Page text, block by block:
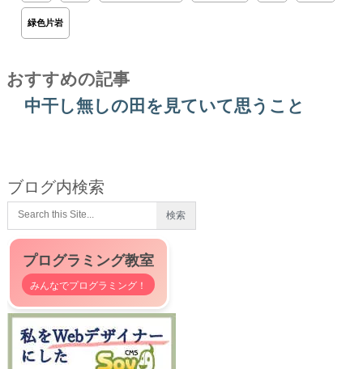
緑色片岩
おすすめの記事
中干し無しの田を見ていて思うこと
ブログ内検索
プログラミング教室
みんなでプログラミング！